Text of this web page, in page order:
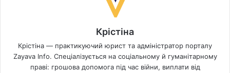
Крістіна
Крістіна — практикуючий юрист та адміністратор порталу
Zayava Info. Спеціалізується на соціальному й гуманітарному
праві: грошова допомога під час війни, виплати від